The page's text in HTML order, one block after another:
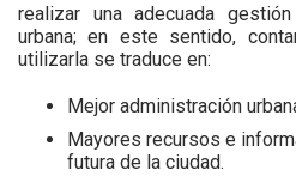
realizar una adecuada
urbana; en este sentido,
utilizarla se traduce en:
Mejor administración
Mayores recursos e
futura de la ciudad.